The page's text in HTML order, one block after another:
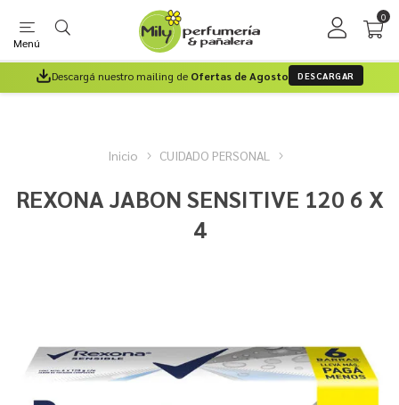
Menú
0
Descargá nuestro mailing de Ofertas de Agosto DESCARGAR
Inicio CUIDADO PERSONAL
REXONA JABON SENSITIVE 120 6 X
4